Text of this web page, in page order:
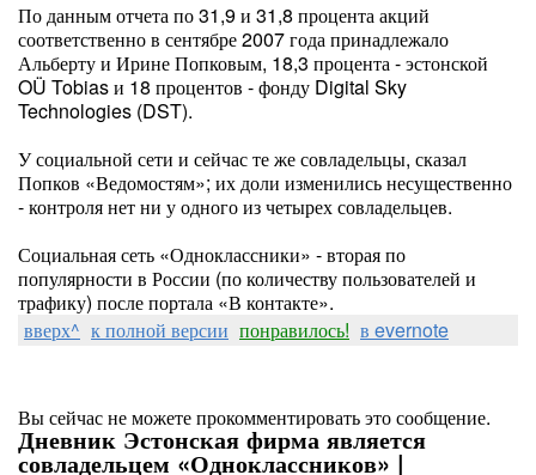
По данным отчета по 31,9 и 31,8 процента акций
соответственно в сентябре 2007 года принадлежало
Альберту и Ирине Попковым, 18,3 процента - эстонской
OÜ Tobias и 18 процентов - фонду Digital Sky
Technologies (DST).
У социальной сети и сейчас те же совладельцы, сказал
Попков «Ведомостям»; их доли изменились несущественно
- контроля нет ни у одного из четырех совладельцев.
Социальная сеть «Одноклассники» - вторая по
популярности в России (по количеству пользователей и
трафику) после портала «В контакте».
вверх^ к полной версии понравилось! в evernote
Вы сейчас не можете прокомментировать это сообщение.
Дневник Эстонская фирма является
совладельцем «Одноклассников» |